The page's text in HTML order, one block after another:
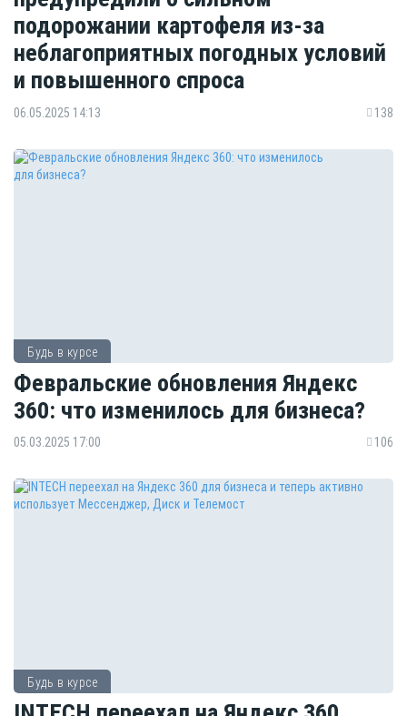
подорожании картофеля из-за
неблагоприятных погодных условий
и повышенного спроса
06.05.2025 14:13 138
Будь в курсе
Февральские обновления Яндекс
360: что изменилось для бизнеса?
05.03.2025 17:00 106
Будь в курсе